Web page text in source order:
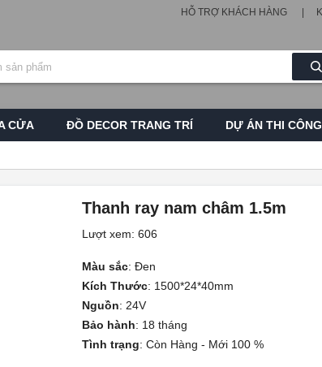
HỖ TRỢ KHÁCH HÀNG
CỬA ĐỒ DECOR TRANG TRÍ DỰ ÁN THI CÔNG
Thanh ray nam châm 1.5m
Lượt xem: 606
Màu sắc: Đen
Kích Thước: 1500*24*40mm
Nguồn: 24V
Bảo hành: 18 tháng
Tình trạng: Còn Hàng - Mới 100 %